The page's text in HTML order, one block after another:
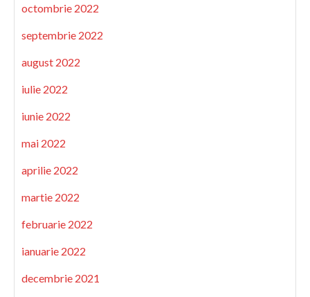
octombrie 2022
septembrie 2022
august 2022
iulie 2022
iunie 2022
mai 2022
aprilie 2022
martie 2022
februarie 2022
ianuarie 2022
decembrie 2021